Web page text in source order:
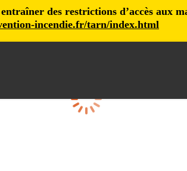
des restrictions d’accès aux
incendie.fr/tarn/index.html
Loading